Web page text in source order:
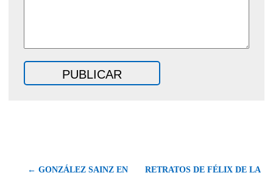
← GONZÁLEZ SAINZ EN
RETRATOS DE FÉLIX DE LA